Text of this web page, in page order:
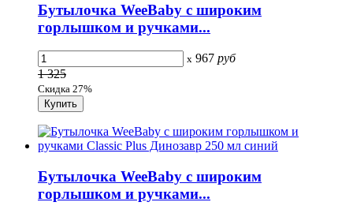
Бутылочка WeeBaby с широким
горлышком и ручками...
x 967 руб
1 325
Скидка 27%
Бутылочка WeeBaby с широким
горлышком и ручками...